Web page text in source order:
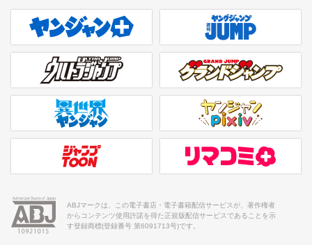
ヤンジャンプラス 週刊ヤングジャンプ公式サイト
ウルトラジャンプ グランドジャンプ
異世界ヤンジャン ヤンジャンpixiv
ジャンプTOON リマコミ＋
ABJマークは、この電子書店・電子書籍配信サービスが、著作権者
からコンテンツ使用許諾を得た正規版配信サービスであることを示
す登録商標(登録番号 第6091713号)です。